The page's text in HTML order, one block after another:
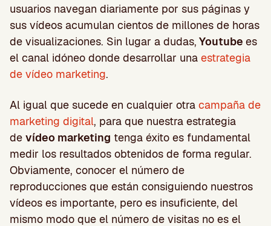
usuarios navegan diariamente por sus páginas y
sus vídeos acumulan cientos de millones de horas
de visualizaciones. Sin lugar a dudas, Youtube es
el canal idóneo donde desarrollar una estrategia
de vídeo marketing.
Al igual que sucede en cualquier otra campaña de
marketing digital, para que nuestra estrategia
de vídeo marketing tenga éxito es fundamental
medir los resultados obtenidos de forma regular.
Obviamente, conocer el número de
reproducciones que están consiguiendo nuestros
vídeos es importante, pero es insuficiente, del
mismo modo que el número de visitas no es el